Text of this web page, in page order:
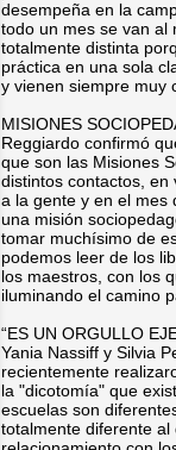
desempeña en la
todo un mes se van al
totalmente distinta
práctica en una sola
y vienen siempre muy
MISIONES
Reggiardo confirmó
que son las Misiones
distintos contactos,
a la gente y en el mes
una misión
tomar muchísimo de
podemos leer de los
los maestros, con los
iluminando el camino
“ES UN ORGULLO
Yania Nassiff y Silvia
recientemente
la "dicotomía" que
escuelas son
totalmente diferente